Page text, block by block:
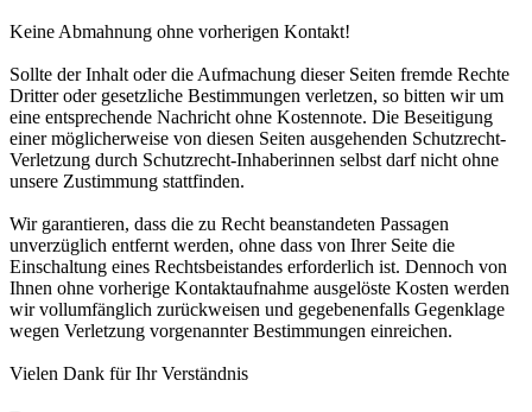
Keine Abmahnung ohne vorherigen Kontakt!
Sollte der Inhalt oder die Aufmachung dieser Seiten fremde Rechte
Dritter oder gesetzliche Bestimmungen verletzen, so bitten wir um
eine entsprechende Nachricht ohne Kostennote. Die Beseitigung
einer möglicherweise von diesen Seiten ausgehenden Schutzrecht-
Verletzung durch Schutzrecht-Inhaberinnen selbst darf nicht ohne
unsere Zustimmung stattfinden.
Wir garantieren, dass die zu Recht beanstandeten Passagen
unverzüglich entfernt werden, ohne dass von Ihrer Seite die
Einschaltung eines Rechtsbeistandes erforderlich ist. Dennoch von
Ihnen ohne vorherige Kontaktaufnahme ausgelöste Kosten werden
wir vollumfänglich zurückweisen und gegebenenfalls Gegenklage
wegen Verletzung vorgenannter Bestimmungen einreichen.
Vielen Dank für Ihr Verständnis